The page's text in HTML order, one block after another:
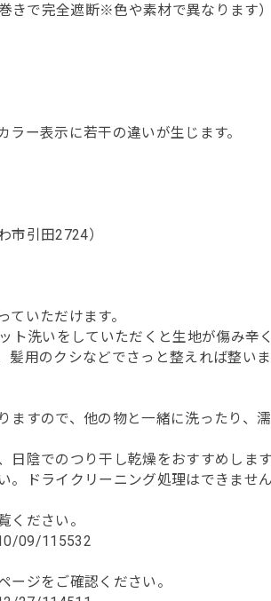
きで完全遮断※色や素材で異なります）
ー表示に若干の違いが生じます。
市引田2724）
いただけます。
洗いをしていただくと生地が傷み辛く
用のクシなどでさっと整えれば整いま
ますので、他の物と一緒に洗ったり、
陰でのつり干し乾燥をおすすめします
ドライクリーニング処理はできません
ださい。
09/115532
ジをご確認ください。